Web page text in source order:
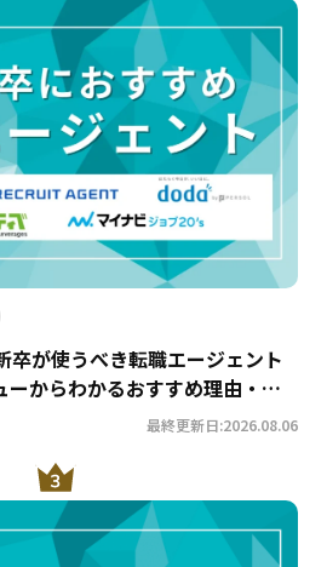
卒が使うべき転職エージェント
ーからわかるおすすめ理由・サ
最終更新日:2026.08.06